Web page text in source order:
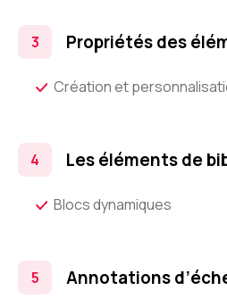
Propriétés des
Création et
Les éléments de
Blocs dynamiques
Annotations